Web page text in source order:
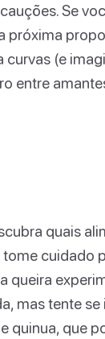
Se
próxima
curvas (e
entre
quais
tome cuidado
queira
mas tente
quinua, que